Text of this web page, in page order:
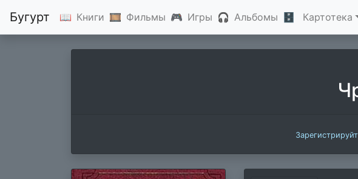
Бугурт 📖 Книги 🎞 Фильмы 🎮 Игры 🎧 Альбомы 🗄 Картотека